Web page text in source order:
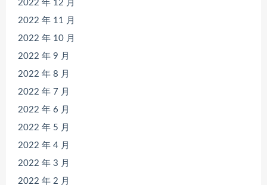
2022 年 12 月
2022 年 11 月
2022 年 10 月
2022 年 9 月
2022 年 8 月
2022 年 7 月
2022 年 6 月
2022 年 5 月
2022 年 4 月
2022 年 3 月
2022 年 2 月